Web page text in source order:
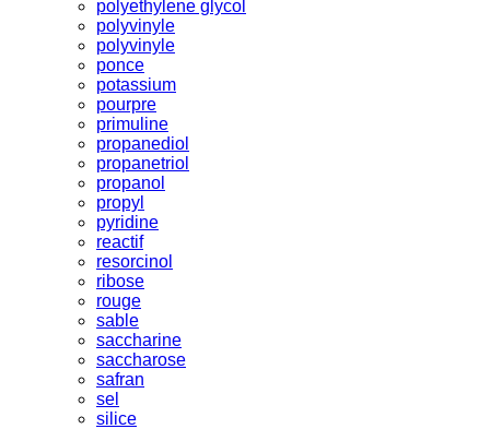
polyethylene glycol
polyvinyle
polyvinyle
ponce
potassium
pourpre
primuline
propanediol
propanetriol
propanol
propyl
pyridine
reactif
resorcinol
ribose
rouge
sable
saccharine
saccharose
safran
sel
silice